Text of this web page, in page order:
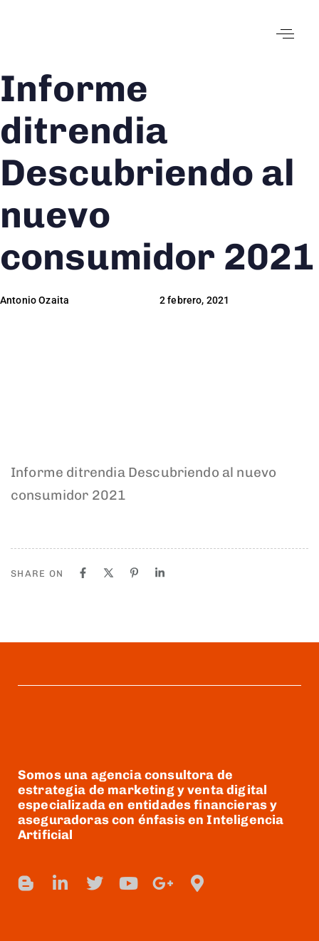
Informe
ditrendia
Descubriendo al
nuevo
consumidor 2021
Author
Antonio Ozaita
Published
on:
2 febrero, 2021
Published
in:
Informe ditrendia Descubriendo al nuevo
consumidor 2021
SHARE ON
Somos una agencia consultora de
estrategia de marketing y venta digital
especializada en entidades financieras y
aseguradoras con énfasis en Inteligencia
Artificial